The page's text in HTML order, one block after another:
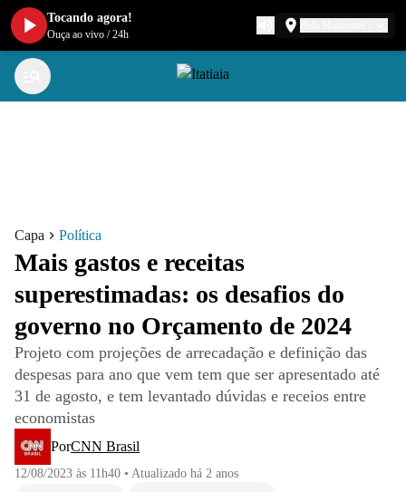
Capa Política
Mais gastos e receitas
superestimadas: os desafios do
governo no Orçamento de 2024
Projeto com projeções de arrecadação e definição das
despesas para ano que vem tem que ser apresentado até
31 de agosto, e tem levantado dúvidas e receios entre
economistas
PorCNN Brasil
12/08/2023 às 11h40 • Atualizado há 2 anos
Tocando agora!
Ouça ao vivo /24h